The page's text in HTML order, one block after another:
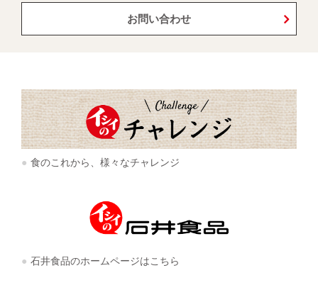
お問い合わせ
食のこれから、様々なチャレンジ
石井食品のホームページはこちら